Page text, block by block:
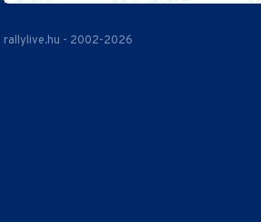
rallylive.hu - 2002-2026